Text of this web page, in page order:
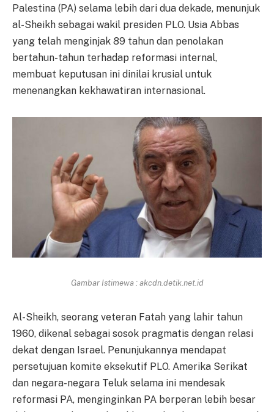
Palestina (PA) selama lebih dari dua dekade, menunjuk
al-Sheikh sebagai wakil presiden PLO. Usia Abbas
yang telah menginjak 89 tahun dan penolakan
bertahun-tahun terhadap reformasi internal,
membuat keputusan ini dinilai krusial untuk
menenangkan kekhawatiran internasional.
Gambar Istimewa : akcdn.detik.net.id
Al-Sheikh, seorang veteran Fatah yang lahir tahun
1960, dikenal sebagai sosok pragmatis dengan relasi
dekat dengan Israel. Penunjukannya mendapat
persetujuan komite eksekutif PLO. Amerika Serikat
dan negara-negara Teluk selama ini mendesak
reformasi PA, menginginkan PA berperan lebih besar